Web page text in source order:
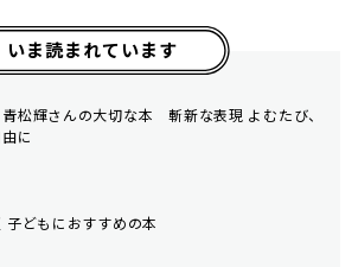
いま読まれています
松輝さんの大切な本 斬新な表現 よむたび、
に
子どもにおすすめの本